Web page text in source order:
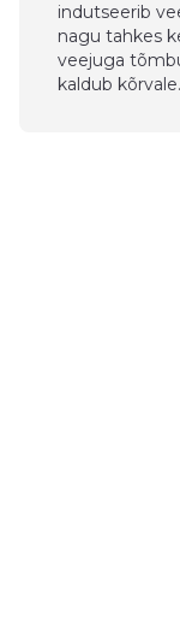
indutseerib
nagu tahkes
veejuga
kaldub kõrvale.